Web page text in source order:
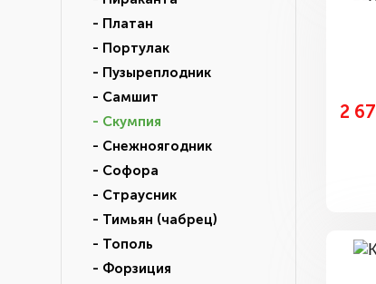
- Платан
- Портулак
- Пузыреплодник
- Самшит
- Скумпия
- Снежноягодник
- Софора
- Страусник
- Тимьян (чабрец)
- Тополь
- Форзиция
2